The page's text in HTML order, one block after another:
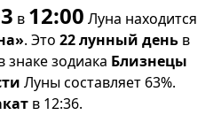
в 12:00 Луна находится
. Это 22 лунный день в
знаке зодиака Близнецы
Луны составляет 63%.
в 12:36.